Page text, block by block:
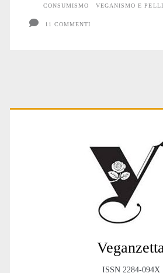
CONSUMISMO
VEGANISMO E
11 COMMENTI
Primary
ISSN 2284-094X